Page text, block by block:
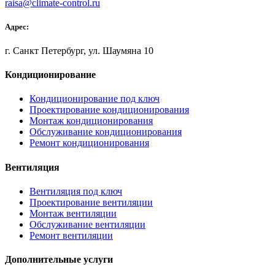
raisa@climate-control.ru
Адрес:
г. Санкт Петербург, ул. Шаумяна 10
Кондиционирование
Кондиционирование под ключ
Проектирование кондиционирования
Монтаж кондиционирования
Обслуживание кондиционирования
Ремонт кондиционирования
Вентиляция
Вентиляция под ключ
Проектирование вентиляции
Монтаж вентиляции
Обслуживание вентиляции
Ремонт вентиляции
Дополнительные услуги